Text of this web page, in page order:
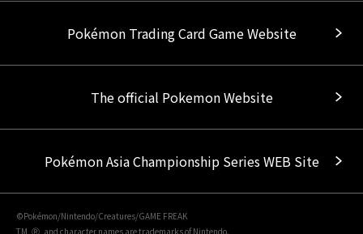
Pokémon Trading Card Game Website
The official Pokemon Website
Pokémon Asia Championship Series WEB Site
©Pokémon/Nintendo/Creatures/GAME FREAK
TM, Ⓡ, and character names are trademarks of Nintendo.